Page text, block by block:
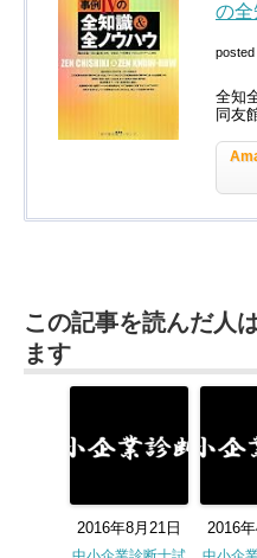
の全
posted
全知
同友
この記事を読んだ人
ます
2016年8月21日 2016